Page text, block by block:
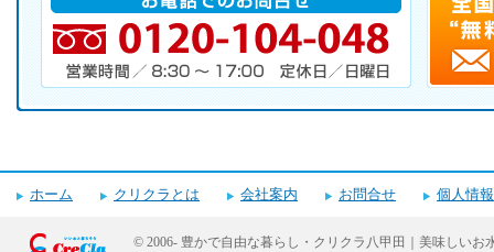
電話番号・営業時間・定休日
ホーム クリクラとは 会社案内 お問合せ 個人情
© 2006- 豊かで自由な暮らし・クリクラ八甲田｜美味しいお